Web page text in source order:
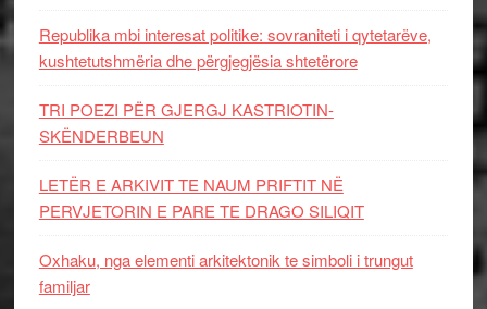
Republika mbi interesat politike: sovraniteti i qytetarëve,
kushtetutshmëria dhe përgjegjësia shtetërore
TRI POEZI PËR GJERGJ KASTRIOTIN-
SKËNDERBEUN
LETËR E ARKIVIT TE NAUM PRIFTIT NË
PERVJETORIN E PARE TE DRAGO SILIQIT
Oxhaku, nga elementi arkitektonik te simboli i trungut
familjar